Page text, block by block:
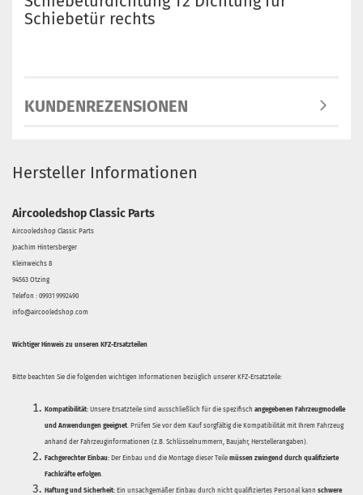
Schiebetür rechts
KUNDENREZENSIONEN
Hersteller Informationen
Aircooledshop Classic Parts
Aircooledshop Classic Parts
Joachim Hintersberger
Kleinweichs 8
94563 Otzing
Telefon : 09931 9992490
info@aircooledshop.com
Wichtiger Hinweis zu unseren KFZ-Ersatzteilen
Bitte beachten Sie die folgenden wichtigen Informationen bezüglich unserer KFZ-Ersatzteile:
Kompatibilität: Unsere Ersatzteile sind ausschließlich für die spezifisch angegebenen Fahrzeugmodelle
und Anwendungen geeignet. Prüfen Sie vor dem Kauf sorgfältig die Kompatibilität mit Ihrem Fahrzeug
anhand der Fahrzeuginformationen (z.B. Schlüsselnummern, Baujahr, Herstellerangaben).
Fachgerechter Einbau: Der Einbau und die Montage dieser Teile müssen zwingend durch qualifizierte
Fachkräfte erfolgen.
Haftung und Sicherheit: Ein unsachgemäßer Einbau durch nicht qualifiziertes Personal kann schwere